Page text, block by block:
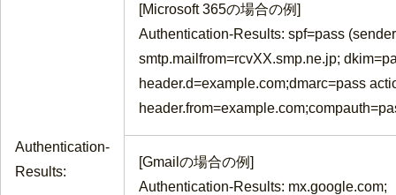
Authentication-
Results:
[Microsoft 365の場合の例]
Authentication-Results: spf=pass
smtp.mailfrom=rcvXX.smp.ne.jp;
header.d=example.com;dmarc=pass
header.from=example.com
[Gmailの場合の例]
Authentication-Results: mx.google.com;